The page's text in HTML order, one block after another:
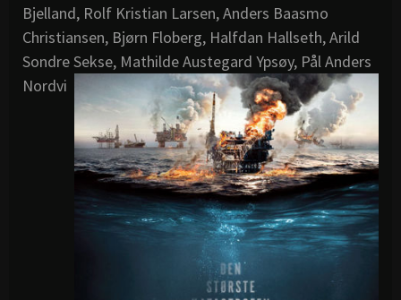
Bjelland, Rolf Kristian Larsen, Anders Baasmo
Christiansen, Bjørn Floberg, Halfdan Hallseth, Arild
Sondre Sekse, Mathilde Austegard Ypsøy, Pål Anders
Nordvi